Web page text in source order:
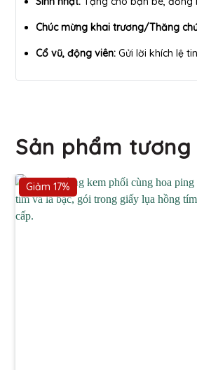
Chúc mừng khai trương/Thăng
Cổ vũ, động viên: Gửi lời khích lệ
Sản phẩm
Giảm 17%